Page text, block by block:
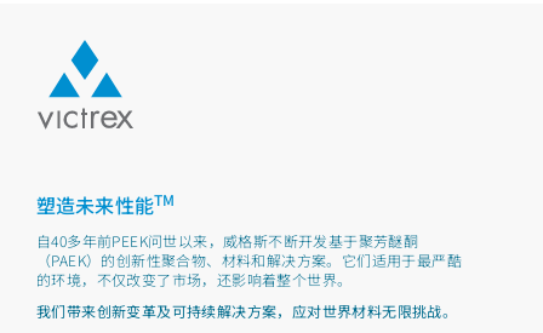
塑造未来性能TM
自40多年前PEEK问世以来，威格斯不断开发基于聚芳醚酮
（PAEK）的创新性聚合物、材料和解决方案。它们适用于最严酷
的环境，不仅改变了市场，还影响着整个世界。
我们带来创新变革及可持续解决方案，应对世界材料无限挑战。